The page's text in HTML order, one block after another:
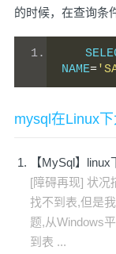
的时候，在查询
NAME=
mysql在Linux
【MySql】
[障碍再现] 状
找不到表,但是
题,从Windows
到表 ...